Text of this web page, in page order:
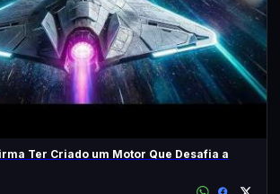
Ter Criado um Motor Que Desafia a